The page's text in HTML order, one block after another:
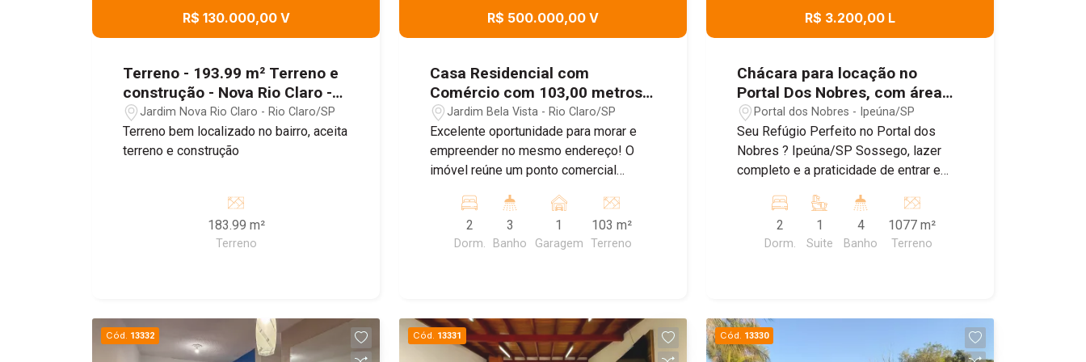
R$ 130.000,00 V
Terreno - 193.99 m² Terreno e
construção - Nova Rio Claro -
SPJardim Nova Rio Claro - Rio Claro/SP
Terreno bem localizado no bairro, aceita
terreno e construção
183.99 m²
Terreno
R$ 500.000,00 V
Casa Residencial com
Comércio com 103,00 metros ²
Bairro Jardim Bela Vista
Jardim Bela Vista - Rio Claro/SP
Excelente oportunidade para morar e
empreender no mesmo endereço! O
imóvel reúne um ponto comercial
estruturado como pizzaria, com cozinha
equipada, dois banheiros e
infraestrutura pronta para diversos
localização de investimento.
2
Dorm.
3
Banho
1
Garagem
103 m²
Terreno
R$ 3.200,00 L
Chácara para locação no
Portal Dos Nobres, com área
Gourmet com churrasqueira,
piscina, campo de futebol e
muito mais!
Portal dos Nobres - Ipeúna/SP
Seu Refúgio Perfeito no Portal dos
Nobres ? Ipeúna/SP Sossego, lazer
completo e a praticidade de entrar e
uma estrutura pronta para viver
momentos inesquecíveis com a família
e amigos, esta chácara é o lugar ideal!
campo com uma área de lazer privativa
sensacional. O grande diferencial? O
2
Dorm.
1
Suite
4
Banho
1077 m²
Terreno
Cód. 13332 Cód. 13331 Cód. 13330